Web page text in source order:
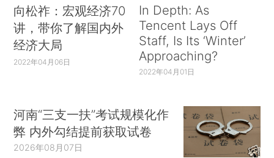
向松祚：宏观经济70
讲，带你了解国内外
经济大局
2022年04月06日
In Depth: As
Tencent Lays Off
Staff, Is Its ‘Winter’
Approaching?
2022年04月01日
河南“三支一扶”考试规模化作
弊 内外勾结提前获取试卷
2026年08月07日